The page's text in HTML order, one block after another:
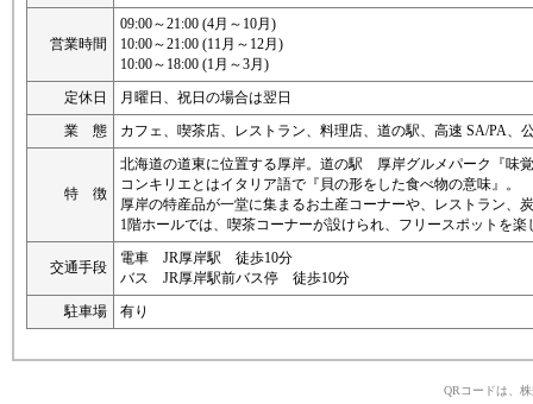
営業時間
09:00～21:00 (4月～10月)
10:00～21:00 (11月～12月)
10:00～18:00 (1月～3月)
定休日
月曜日、祝日の場合は翌日
業 態
カフェ、喫茶店、レストラン、料理店、道の駅、高速 SA/PA、
特 徴
北海道の道東に位置する厚岸。道の駅 厚岸グルメパーク『味
コンキリエとはイタリア語で『貝の形をした食べ物の意味』。
厚岸の特産品が一堂に集まるお土産コーナーや、レストラン、
1階ホールでは、喫茶コーナーが設けられ、フリースポットを楽
交通手段
電車 JR厚岸駅 徒歩10分
バス JR厚岸駅前バス停 徒歩10分
駐車場
有り
QRコードは、